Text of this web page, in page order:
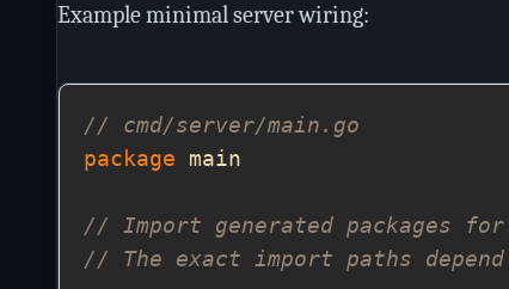
Example minimal server wiring:
// cmd/server/main.go
package
// Import generated packages for
// The exact import paths depend